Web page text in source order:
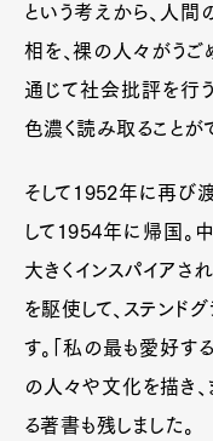
という考えから、人
相を、裸の人々がう
通じて社会批評を行
色濃く読み取ることが
そして1952年に再び
して1954年に帰国。
大きくインスパイアさ
を駆使して、ステンド
す。「私の最も愛好す
の人々や文化を描き、
る著書も残しました。